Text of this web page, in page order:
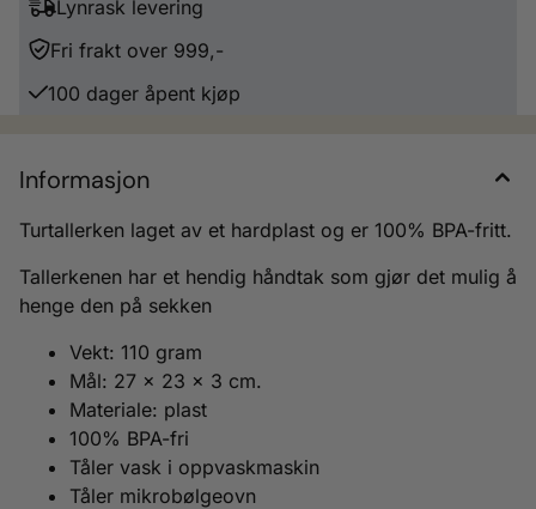
Lynrask levering
Fri frakt over 999,-
100 dager åpent kjøp
Informasjon
Turtallerken laget av et hardplast og er 100% BPA-fritt.
Tallerkenen har et hendig håndtak som gjør det mulig å
henge den på sekken
Vekt: 110 gram
Mål: 27 x 23 x 3 cm.
Materiale: plast
100% BPA-fri
Tåler vask i oppvaskmaskin
Tåler mikrobølgeovn